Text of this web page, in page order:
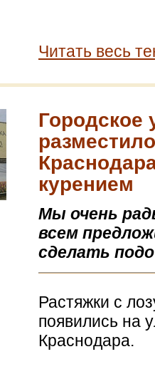
Читать весь
Городское
курением
Мы очень
всем
сделать
Растяжки с
появились на
Краснодара.